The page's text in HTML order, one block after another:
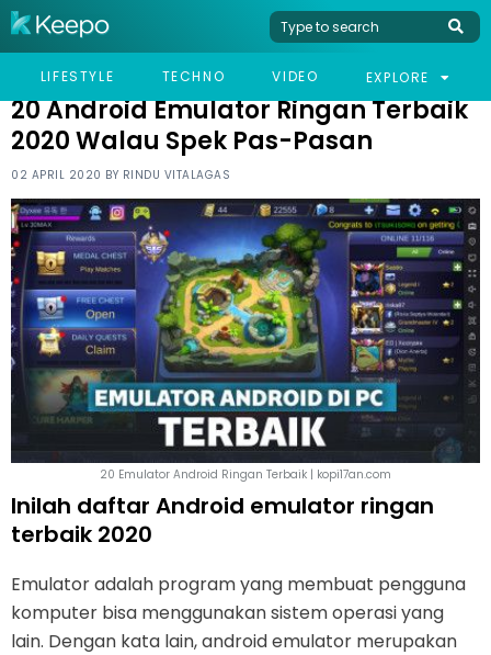
LIFESTYLE TECHNO VIDEO EXPLORE
HOME TECHNO
20 ANDROID EMULATOR RINGAN TERBAIK 2020 WALAU SPEK
20 Android Emulator Ringan Terbaik
2020 Walau Spek Pas-Pasan
02 APRIL 2020 BY RINDU VITALAGAS
20 Emulator Android Ringan Terbaik | kopi17an.com
Inilah daftar Android emulator ringan
terbaik 2020
Emulator adalah program yang membuat pengguna
komputer bisa menggunakan sistem operasi yang
lain. Dengan kata lain, android emulator merupakan